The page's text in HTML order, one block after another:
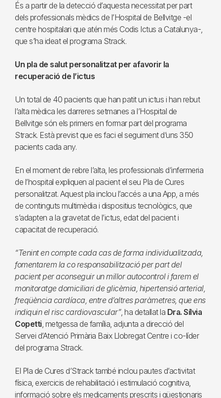
És a partir de la detecció d’aquesta necessitat per part
dels professionals mèdics de l’Hospital de Bellvitge -el
centre hospitalari que atén més Codis Ictus a Catalunya-,
que s’ha ideat el programa Strack.
Un pla de salut personalitzat per afavorir la
recuperació de l’ictus
Un total de 40 pacients que han patit un ictus i han rebut
l’alta mèdica les darreres setmanes a l’Hospital de
Bellvitge són els primers en formar part del programa
Strack. Està previst que es faci el seguiment d’uns 350
pacients cada any.
En el moment de rebre l’alta, les professionals d’infermeria
de l’hospital expliquen al pacient el seu Pla de Cures
personalitzat. Aquest pla inclou l’accés a una App, a més
de continguts multimèdia i dispositius tecnològics, que
s’adapten a la gravetat de l’ictus, edat del pacient i
capacitat de recuperació.
“Tenint en compte cada cas de forma individualitzada,
fomentarem la co responsabilització per part del
pacient per aconseguir un millor autocontrol i farem el
monitoratge domiciliari de glicèmia, hipertensió arterial,
freqüència cardíaca, entre d’altres paràmetres, que ens
indiquin el risc cardiovascular”, ha detallat la Dra. Sílvia
Copetti, metgessa de família, adjunta a direcció del
Servei d’Atenció Primària Baix Llobregat Centre i co-líder
del programa Strack.
El Pla de Cures d’Strack també inclou pautes d’activitat
física, exercicis de rehabilitació i estimulació cognitiva,
informació sobre els medicaments prescrits i qüestionaris